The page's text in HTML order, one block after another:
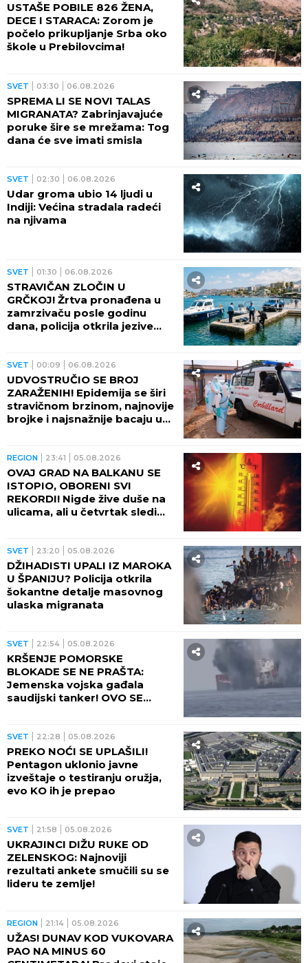
USTAŠE POBILE 826 ŽENA,
DECE I STARACA: Zorom je
počelo prikupljanje Srba oko
škole u Prebilovcima!
SVET 03:30 06.08.2026
SPREMA LI SE NOVI TALAS
MIGRANATA? Zabrinjavajuće
poruke šire se mrežama: Tog
dana će sve imati smisla
SVET 02:30 06.08.2026
Udar groma ubio 14 ljudi u
Indiji: Većina stradala radeći
na njivama
SVET 01:30 06.08.2026
STRAVIČAN ZLOČIN U
GRČKOJ! Žrtva pronađena u
zamrzivaču posle godinu
dana, policija otkrila jezive
SVET 00:09 06.08.2026
UDVOSTRUČIO SE BROJ
ZARAŽENIH! Epidemija se širi
stravičnom brzinom, najnovije
brojke i najsnažnije bacaju u
REGION 23:41 05.08.2026
OVAJ GRAD NA BALKANU SE
ISTOPIO, OBORENI SVI
REKORDI! Nigde žive duše na
ulicama, ali u četvrtak sledi
SVET 23:20 05.08.2026
DŽIHADISTI UPALI IZ MAROKA
U ŠPANIJU? Policija otkrila
šokantne detalje masovnog
ulaska migranata
SVET 22:54 05.08.2026
KRŠENJE POMORSKE
BLOKADE SE NE PRAŠTA:
Jemenska vojska gađala
saudijski tanker! OVO SE
SVET 22:28 05.08.2026
PREKO NOĆI SE UPLAŠILI!
Pentagon uklonio javne
izveštaje o testiranju oružja,
evo KO ih je prepao
SVET 21:58 05.08.2026
UKRAJINCI DIŽU RUKE OD
ZELENSKOG: Najnoviji
rezultati ankete smučili su se
lideru te zemlje!
REGION 21:14 05.08.2026
UŽAS! DUNAV KOD VUKOVARA
PAO NA MINUS 60